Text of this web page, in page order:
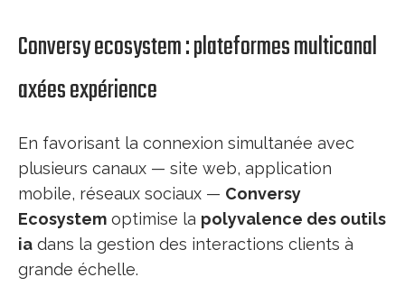
Conversy ecosystem : plateformes multicanal
axées expérience
En favorisant la connexion simultanée avec
plusieurs canaux — site web, application
mobile, réseaux sociaux — Conversy
Ecosystem optimise la polyvalence des outils
ia dans la gestion des interactions clients à
grande échelle.